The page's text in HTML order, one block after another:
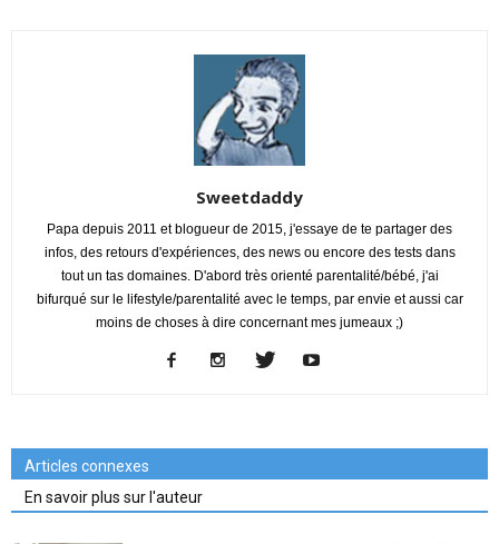
Sweetdaddy
Papa depuis 2011 et blogueur de 2015, j'essaye de te partager des
infos, des retours d'expériences, des news ou encore des tests dans
tout un tas domaines. D'abord très orienté parentalité/bébé, j'ai
bifurqué sur le lifestyle/parentalité avec le temps, par envie et aussi car
moins de choses à dire concernant mes jumeaux ;)
Articles connexes
En savoir plus sur l'auteur